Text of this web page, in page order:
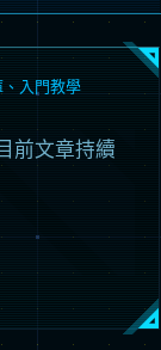
、 入門教學
前文章持續